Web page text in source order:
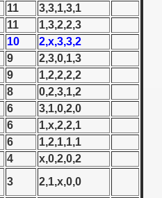
11
3,3,1,3,1
11
1,3,2,2,3
10
2,x,3,3,2
9
2,3,0,1,3
9
1,2,2,2,2
8
0,2,3,1,2
6
3,1,0,2,0
6
1,x,2,2,1
6
1,2,1,1,1
4
x,0,2,0,2
3
2,1,x,0,0